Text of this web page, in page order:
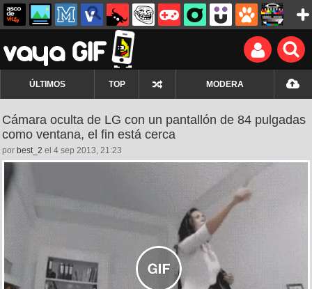
ÚLTIMOS TOP MODERA
Cámara oculta de LG con un pantallón de 84 pulgadas
como ventana, el fin está cerca
por best_2 el 4 sep 2013, 21:23